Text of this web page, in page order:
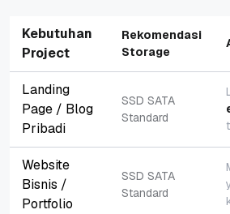
Kebutuhan
Project
Rekomendasi
Storage
Landing
Page / Blog
Pribadi
SSD SATA
Standard
Website
Bisnis /
Portfolio
SSD SATA
Standard